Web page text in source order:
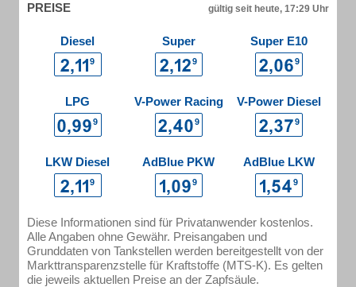
PREISE gültig seit heute, 17:29 Uhr
Diesel Super Super E10
LPG V-Power Racing V-Power Diesel
LKW Diesel AdBlue PKW AdBlue LKW
Diese Informationen sind für Privatanwender kostenlos.
Alle Angaben ohne Gewähr. Preisangaben und
Grunddaten von Tankstellen werden bereitgestellt von der
Markttransparenzstelle für Kraftstoffe (MTS-K). Es gelten
die jeweils aktuellen Preise an der Zapfsäule.